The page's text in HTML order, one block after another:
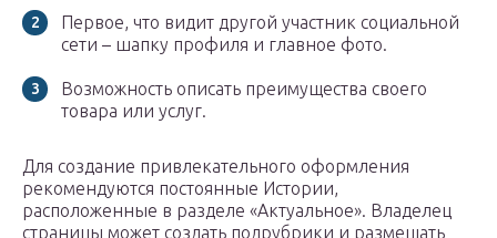
Первое, что видит другой участник социальной
сети – шапку профиля и главное фото.
Возможность описать преимущества своего
товара или услуг.
Для создание привлекательного оформления
рекомендуются постоянные Истории,
расположенные в разделе «Актуальное». Владелец
страницы может создать подрубрики и размещать